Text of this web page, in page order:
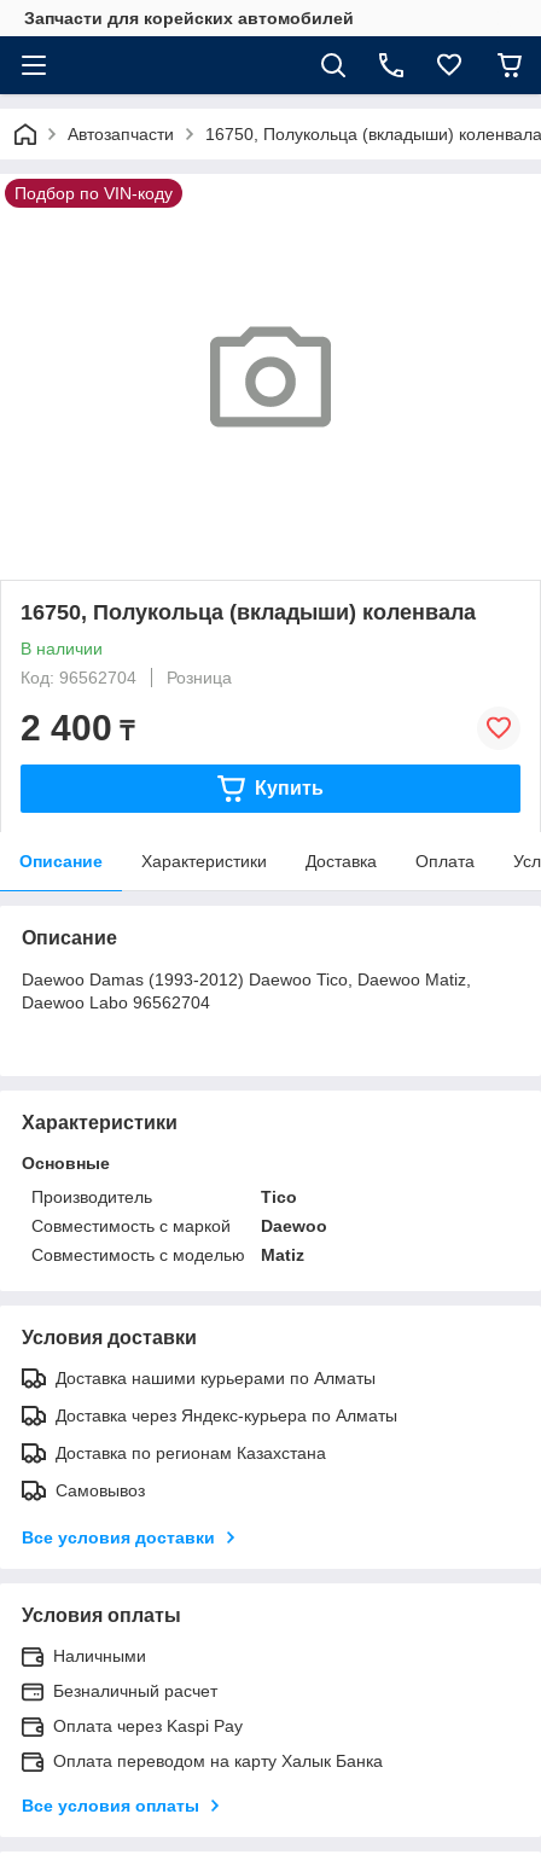
Запчасти для корейских автомобилей
Автозапчасти 16750, Полукольца (вкладыши) коленвала
Подбор по VIN-коду
16750, Полукольца (вкладыши) коленвала
В наличии
Код: 96562704
Розница
2 400 ₸
Купить
Описание Характеристики Доставка Оплата
Описание
Daewoo Damas (1993-2012) Daewoo Tico, Daewoo Matiz,
Daewoo Labo 96562704
Характеристики
Основные
Производитель
Tico
Совместимость с маркой
Daewoo
Совместимость с моделью
Matiz
Условия доставки
Доставка нашими курьерами по Алматы
Доставка через Яндекс-курьера по Алматы
Доставка по регионам Казахстана
Самовывоз
Все условия доставки
Условия оплаты
Наличными
Безналичный расчет
Оплата через Kaspi Pay
Оплата переводом на карту Халык Банка
Все условия оплаты